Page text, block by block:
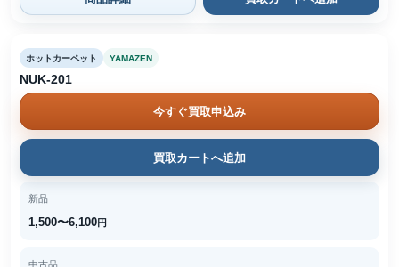
ホットカーペット YAMAZEN
NUK-201
今すぐ買取申込み
買取カートへ追加
新品
1,500〜6,100円
中古品